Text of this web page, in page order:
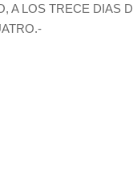
A LOS TRECE DIAS